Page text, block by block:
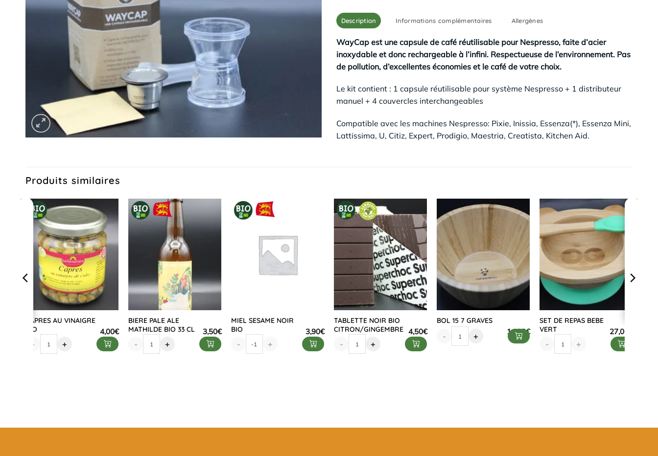
Description Informations complémentaires Allergènes
WayCap est une capsule de café réutilisable pour Nespresso, faite d’acier
inoxydable et donc rechargeable à l’infini. Respectueuse de l’environnement. Pas
de pollution, d’excellentes économies et le café de votre choix.
Le kit contient : 1 capsule réutilisable pour système Nespresso + 1 distributeur
manuel + 4 couvercles interchangeables
Compatible avec les machines Nespresso: Pixie, Inissia, Essenza(*), Essenza Mini,
Lattissima, U, Citiz, Expert, Prodigio, Maestria, Creatista, Kitchen Aid.
Produits similaires
CAPRES AU VINAIGRE
BIO
4,00€
-
+
BIERE PALE ALE
MATHILDE BIO 33 CL
3,50€
-
+
MIEL SESAME NOIR
BIO
3,90€
-
+
TABLETTE NOIR BIO
CITRON/GINGEMBRE 4,50€
-
+
BOL 15 7 GRAVES
14,90€
- +
SET DE REPAS BEBE
VERT
27,00
-
+